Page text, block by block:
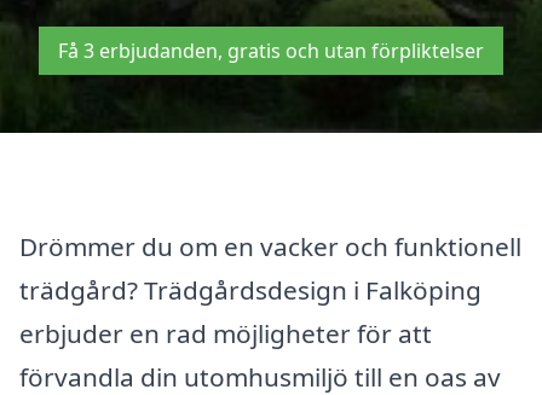
Få 3 erbjudanden, gratis och utan förpliktelser
Drömmer du om en vacker och funktionell
trädgård? Trädgårdsdesign i Falköping
erbjuder en rad möjligheter för att
förvandla din utomhusmiljö till en oas av